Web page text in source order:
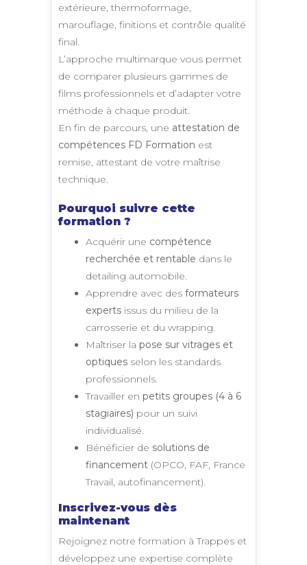
extérieure, thermoformage,
marouflage, finitions et contrôle qualité
final.
L’approche multimarque vous permet
de comparer plusieurs gammes de
films professionnels et d’adapter votre
méthode à chaque produit.
En fin de parcours, une attestation de
compétences FD Formation est
remise, attestant de votre maîtrise
technique.
Pourquoi suivre cette
formation ?
Acquérir une compétence
recherchée et rentable dans le
detailing automobile.
Apprendre avec des formateurs
experts issus du milieu de la
carrosserie et du wrapping.
Maîtriser la pose sur vitrages et
optiques selon les standards
professionnels.
Travailler en petits groupes (4 à 6
stagiaires) pour un suivi
individualisé.
Bénéficier de solutions de
financement (OPCO, FAF, France
Travail, autofinancement).
Inscrivez-vous dès
maintenant
Rejoignez notre formation à Trappes et
développez une expertise complète